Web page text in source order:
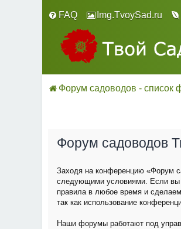
FAQ Img.TvoySad.ru
Форум садоводов - список
Форум садоводов
Заходя на конференцию «Форум
следующими условиями. Если вы
правила в любое время и
так как использование
Наши форумы работают под